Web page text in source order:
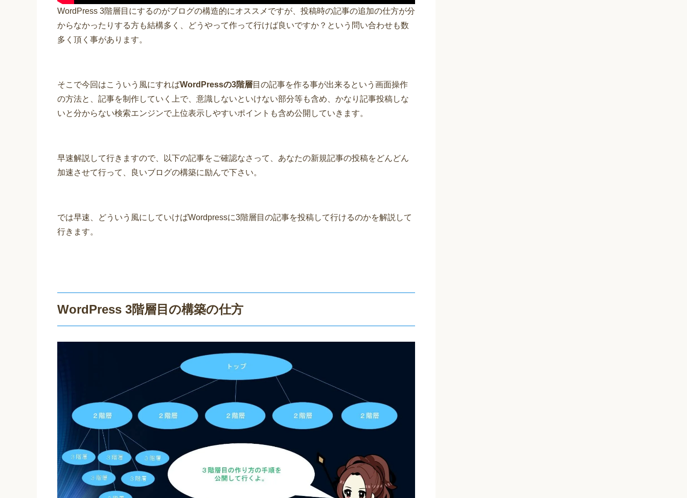
WordPress 3階層目にするのがブログの構造的にオススメですが、投稿時の記事の追加の仕方が分
からなかったりする方も結構多く、どうやって作って行けば良いですか？という問い合わせも数
多く頂く事があります。
そこで今回はこういう風にすればWordPressの3階層目の記事を作る事が出来るという画面操作
の方法と、記事を制作していく上で、意識しないといけない部分等も含め、かなり記事投稿しな
いと分からない検索エンジンで上位表示しやすいポイントも含め公開していきます。
早速解説して行きますので、以下の記事をご確認なさって、あなたの新規記事の投稿をどんどん
加速させて行って、良いブログの構築に励んで下さい。
では早速、
どういう風にしていけばWordpressに3階層目の記事を投稿して行けるのかを解説して
行きます。
WordPress 3階層目の構築の仕方